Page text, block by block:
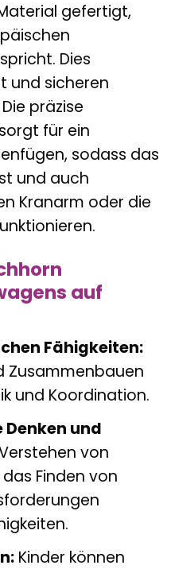
gefertigt,
Dies
und sicheren
präzise
für ein
sodass das
und auch
Kranarm oder die
auf
Fähigkeiten:
Zusammenbauen
und Koordination.
und
von
Finden von
Kinder können